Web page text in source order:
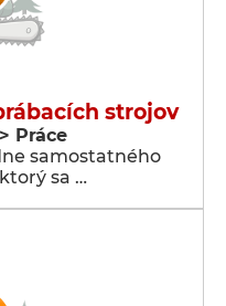
strojov
Práce
samostatného
sa …